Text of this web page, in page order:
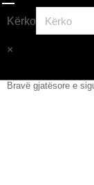
Kërko
×
You are here:
Bravë gjatësore e